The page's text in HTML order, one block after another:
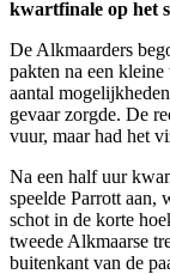
kwartfinale op het
De Alkmaarders
pakten na een
aantal
gevaar zorgde. De
vuur, maar had het
Na een half uur
speelde Parrott aan,
schot in de korte
tweede Alkmaarse
buitenkant van de